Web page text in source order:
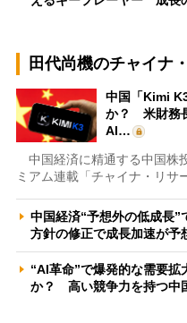
田代尚機のチャイナ
中国「Kimi
か？ 米財務
AI…
中国経済に精通する中国株
ミアム連載「チャイナ・リサ
中国経済“予想外の低成長
方針の修正で成長加速が
“AI革命”で爆発的な需要
か？ 高い競争力を持つ中